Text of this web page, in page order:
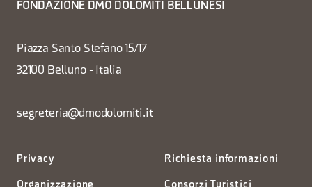
FONDAZIONE DMO DOLOMITI BELLUNESI
Piazza Santo Stefano 15/17
32100 Belluno - Italia
segreteria@dmodolomiti.it
Privacy Richiesta informazioni